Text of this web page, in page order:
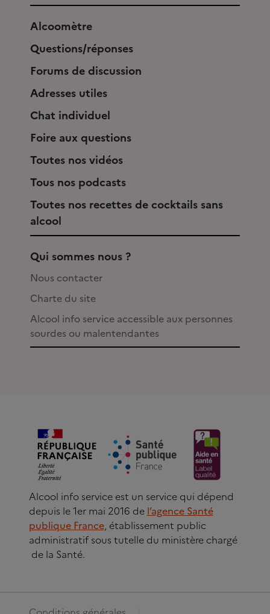
Alcoomètre
Questions/réponses
Forums de discussion
Adresses utiles
Chat individuel
Foire aux questions
Toutes nos vidéos
Tous nos podcasts
Toutes nos recettes de cocktails sans
alcool
Qui sommes nous ?
Nous contacter
Charte du site
Alcool info service accessible aux personnes
sourdes ou malentendantes
Alcool info service est un service qui dépend
depuis le 1er mai 2016 de l’agence Santé
publique France, établissement public
administratif sous tutelle du ministère chargé
de la Santé.